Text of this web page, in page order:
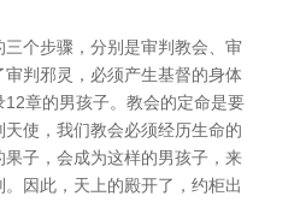
个步骤，分别是审判教会、审
判邪灵，必须产生基督的身体
章的男孩子。教会的定命是要
使，我们教会必须经历生命的
子，会成为这样的男孩子，来
因此，天上的殿开了，约柜出